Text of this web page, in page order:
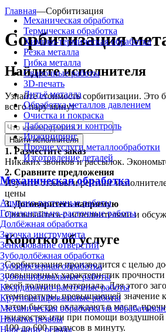
Механическая обработка
Термическая обработка
Химико-термическая обработка
Резка металла
Гибка металла
Сварочные работы
3D-печать
Литьё металла
Обработка металлов давлением
Очистка и покраска
Лаборатория и контроль
Инжиниринг
Прочие услуги металлообработки
Изготовление деталей
Механическая обработка
Алмазно-расточные работы
Горизонтально-расточные работы
Долбёжная обработка
Заточка инструмента
Зенкерование отверстий
Зубодолбёжная обработка
Зубофрезерная обработка
Зубошлифовальные работы
Координатно-расточные работы
Круглошлифовальные работы
Механическая обработка на
Накатка резьбы
Нарезание резьбы
Главная—Сорбитизация
Сорбитизация
Найдите исполнителя
Узнайте стоимость сорбитизации. Это
всего пару минут
Найти исполнителя
1. Разместите заказ
Никаких звонков и рассылок.
2. Сравните предложения
Изучите отзывы и рейтинг
цены
3.Договоритесь напрямую
Связывайтесь с исполнителями и
Коротко об услуге
Сорбитизация производится с целью
повышенных характеристик прочности
всей толщине материала. Для этого
температуры, превышающей значение
затем быстро охлаждают в масле,
жидкостях или при помощи воздушной
100 до 600 градусов в минуту.